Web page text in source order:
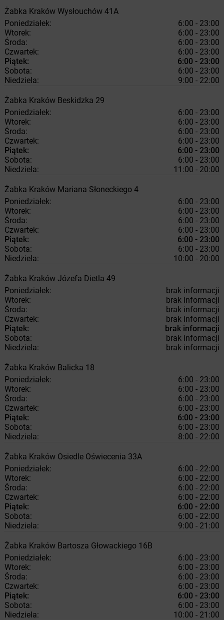
Żabka Kraków Wysłouchów 41A
Poniedziałek:
6:00 - 23:00
Wtorek:
6:00 - 23:00
Środa:
6:00 - 23:00
Czwartek:
6:00 - 23:00
Piątek:
6:00 - 23:00
Sobota:
6:00 - 23:00
Niedziela:
9:00 - 22:00
Żabka Kraków Beskidzka 29
Poniedziałek:
6:00 - 23:00
Wtorek:
6:00 - 23:00
Środa:
6:00 - 23:00
Czwartek:
6:00 - 23:00
Piątek:
6:00 - 23:00
Sobota:
6:00 - 23:00
Niedziela:
11:00 - 20:00
Żabka Kraków Mariana Słoneckiego 4
Poniedziałek:
6:00 - 23:00
Wtorek:
6:00 - 23:00
Środa:
6:00 - 23:00
Czwartek:
6:00 - 23:00
Piątek:
6:00 - 23:00
Sobota:
6:00 - 23:00
Niedziela:
10:00 - 20:00
Żabka Kraków Józefa Dietla 49
Poniedziałek:
brak informacji
Wtorek:
brak informacji
Środa:
brak informacji
Czwartek:
brak informacji
Piątek:
brak informacji
Sobota:
brak informacji
Niedziela:
brak informacji
Żabka Kraków Balicka 18
Poniedziałek:
6:00 - 23:00
Wtorek:
6:00 - 23:00
Środa:
6:00 - 23:00
Czwartek:
6:00 - 23:00
Piątek:
6:00 - 23:00
Sobota:
6:00 - 23:00
Niedziela:
8:00 - 22:00
Żabka Kraków Osiedle Oświecenia 33A
Poniedziałek:
6:00 - 22:00
Wtorek:
6:00 - 22:00
Środa:
6:00 - 22:00
Czwartek:
6:00 - 22:00
Piątek:
6:00 - 22:00
Sobota:
6:00 - 22:00
Niedziela:
9:00 - 21:00
Żabka Kraków Bartosza Głowackiego 16B
Poniedziałek:
6:00 - 23:00
Wtorek:
6:00 - 23:00
Środa:
6:00 - 23:00
Czwartek:
6:00 - 23:00
Piątek:
6:00 - 23:00
Sobota:
6:00 - 23:00
Niedziela:
10:00 - 21:00